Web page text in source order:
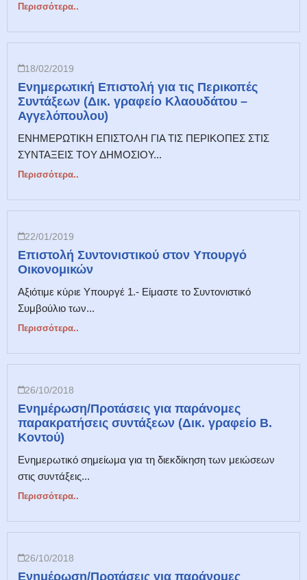
Περισσότερα..
18/02/2019
Ενημερωτική Επιστολή για τις Περικοπές
Συντάξεων (Δικ. γραφείο Κλαουδάτου –
Αγγελόπουλου)
ΕΝΗΜΕΡΩΤΙΚΗ ΕΠΙΣΤΟΛΗ ΓΙΑ ΤΙΣ ΠΕΡΙΚΟΠΕΣ ΣΤΙΣ
ΣΥΝΤΑΞΕΙΣ ΤΟΥ ΔΗΜΟΣΙΟΥ...
Περισσότερα..
22/01/2019
Επιστολή Συντονιστικού στον Υπουργό
Οικονομικών
Αξιότιμε κύριε Υπουργέ 1.- Είμαστε το Συντονιστικό
Συμβούλιο των...
Περισσότερα..
26/10/2018
Ενημέρωση/Προτάσεις για παράνομες
παρακρατήσεις συντάξεων (Δικ. γραφείο Β.
Κοντού)
Ενημερωτικό σημείωμα για τη διεκδίκηση των μειώσεων
στις συντάξεις...
Περισσότερα..
26/10/2018
Ενημέρωση/Προτάσεις για παράνομες